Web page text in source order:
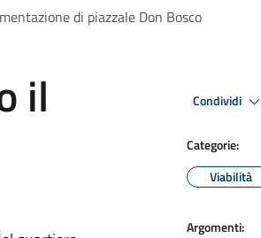
di piazzale Don Bosco
il Condividi
Categorie:
Viabilità
Argomenti: